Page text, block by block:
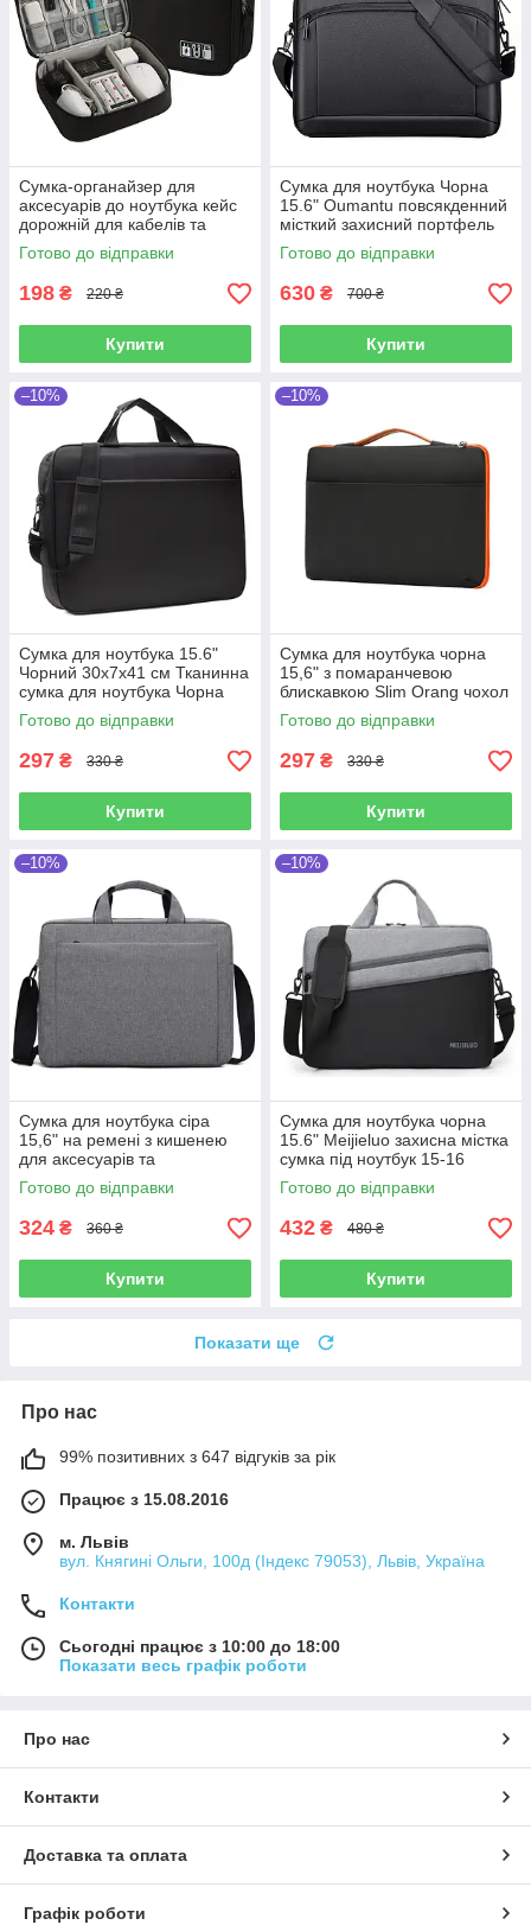
Сумка-органайзер для
аксесуарів до ноутбука кейс
дорожній для кабелів та
зарядки універсальний
чорний
Готово до відправки
198 ₴ 220 ₴
Купити
Сумка для ноутбука Чорна
15.6" Oumantu повсякденний
місткий захисний портфель
Готово до відправки
630 ₴ 700 ₴
Купити
–10%
Сумка для ноутбука 15.6"
Чорний 30х7х41 см Тканинна
сумка для ноутбука Чорна
сумка для ноутбука для
чоловіків
Готово до відправки
297 ₴ 330 ₴
Купити
–10%
Сумка для ноутбука чорна
15,6" з помаранчевою
блискавкою Slim Orang чохол
з ручкою до ноутбуку 15
дюймів Чорний
Готово до відправки
297 ₴ 330 ₴
Купити
–10%
Сумка для ноутбука сіра
15,6" на ремені з кишенею
для аксесуарів та
внутрішньою перегородкою
Готово до відправки
324 ₴ 360 ₴
Купити
–10%
Сумка для ноутбука чорна
15.6" Meijieluo захисна містка
сумка під ноутбук 15-16
дюймів Чорно-сіра
Готово до відправки
432 ₴ 480 ₴
Купити
Показати ще
Про нас
99% позитивних з 647 відгуків за рік
Працює з 15.08.2016
м. Львів
вул. Княгині Ольги, 100д (Індекс 79053), Львів, Україна
Контакти
Сьогодні працює з 10:00 до 18:00
Показати весь графік роботи
Про нас
Контакти
Доставка та оплата
Графік роботи